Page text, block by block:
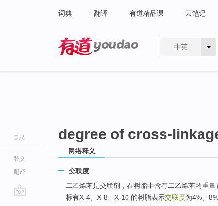
词典 翻译 有道精品课 云笔记
中英
目录
释义
翻译
degree of cross-
网络释义
交联度
二乙烯苯是交联剂，在树脂中含有二乙烯苯的重量
标有X-4、X-8、X-10 的树脂表示交联度为4%、